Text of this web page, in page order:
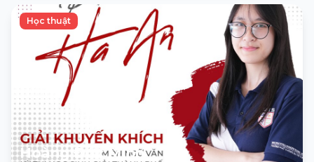
Học thuật
Hoàng Đức Minh